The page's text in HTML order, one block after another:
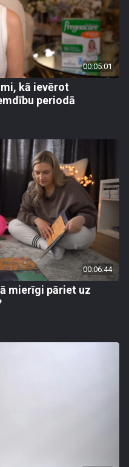
00:05:01
kā ievērot
periodā
00:06:44
mierīgi pāriet uz